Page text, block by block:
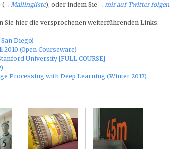
(→Mailingliste), oder indem Sie → mir auf Twitter folgen.
Sie hier die versprochenen weiterführenden Links:
Diego)
(Open Courseware)
University [FULL COURSE]
Processing with Deep Learning (Winter 2017)